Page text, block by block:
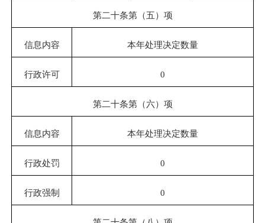
第二十条第（五）项
信息内容 本年处理决定数量
行政许可 0
第二十条第（六）项
信息内容 本年处理决定数量
行政处罚 0
行政强制 0